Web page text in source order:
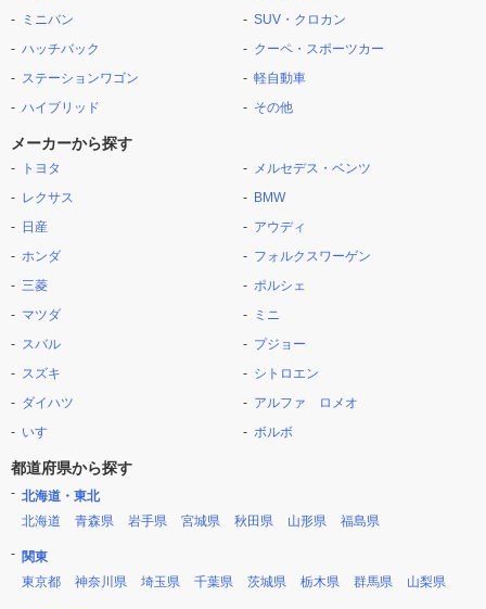
ミニバン
ハッチバック
ステーションワゴン
ハイブリッド
SUV・クロカン
クーペ・スポーツカー
軽自動車
その他
メーカーから探す
トヨタ
レクサス
日産
ホンダ
三菱
マツダ
スバル
スズキ
ダイハツ
いすゞ
メルセデス・ベンツ
BMW
アウディ
フォルクスワーゲン
ポルシェ
ミニ
プジョー
シトロエン
アルファ ロメオ
ボルボ
都道府県から探す
北海道・東北
北海道
青森県 岩手県 宮城県 秋田県 山形県 福島県
関東
東京都
神奈川県 埼玉県 千葉県 茨城県 栃木県 群馬県 山梨県